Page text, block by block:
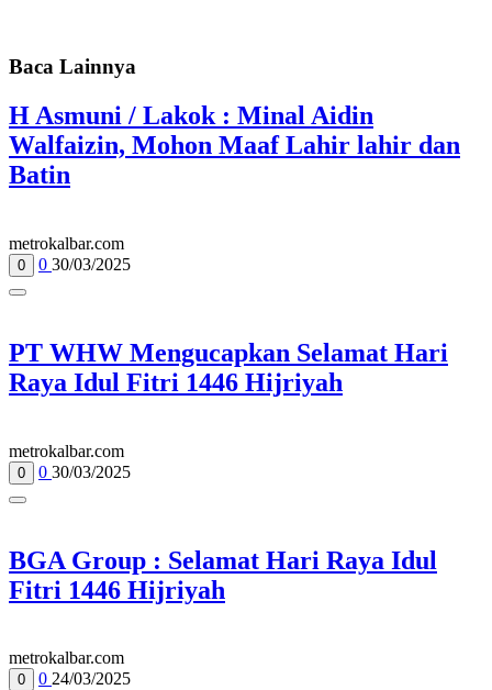
Baca Lainnya
H Asmuni / Lakok : Minal Aidin
Walfaizin, Mohon Maaf Lahir lahir dan
Batin
metrokalbar.com
0 0 30/03/2025
PT WHW Mengucapkan Selamat Hari
Raya Idul Fitri 1446 Hijriyah
metrokalbar.com
0 0 30/03/2025
BGA Group : Selamat Hari Raya Idul
Fitri 1446 Hijriyah
metrokalbar.com
0 0 24/03/2025